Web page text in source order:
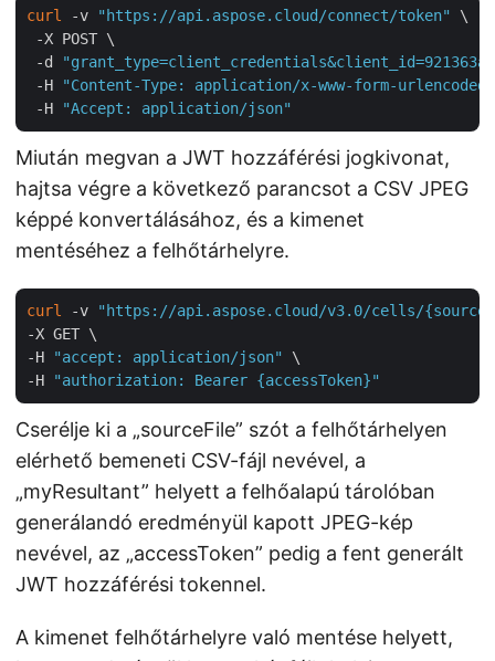
curl -v "https://api.aspose.cloud/connect/token"
\
-X POST \
-d
"grant_type=client_credentials&client_id=921363a8-
-H
"Content-Type: application/x-www-form-urlencoded"
-H
"Accept: application/json"
Miután megvan a JWT hozzáférési jogkivonat,
hajtsa végre a következő parancsot a CSV JPEG
képpé konvertálásához, és a kimenet
mentéséhez a felhőtárhelyre.
curl -v
"https://api.aspose.cloud/v3.0/cells/
-X GET \
-H
"accept: application/json"
\
-H
"authorization: Bearer {accessToken}"
Cserélje ki a „sourceFile” szót a felhőtárhelyen
elérhető bemeneti CSV-fájl nevével, a
„myResultant” helyett a felhőalapú tárolóban
generálandó eredményül kapott JPEG-kép
nevével, az „accessToken” pedig a fent generált
JWT hozzáférési tokennel.
A kimenet felhőtárhelyre való mentése helyett,